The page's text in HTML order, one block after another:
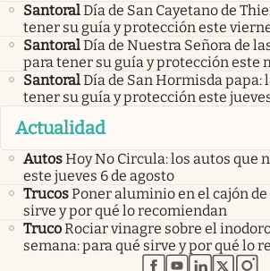
SantoralDía de San Cayetano de
tener su guía y protección este
SantoralDía de Nuestra Señora de
para tener su guía y protección este
SantoralDía de San Hormisda papa:
tener su guía y protección este
Actualidad
AutosHoy No Circula: los autos que
este jueves 6 de agosto
TrucosPoner aluminio en el cajón de
sirve y por qué lo recomiendan
TrucoRociar vinagre sobre el
semana: para qué sirve y por qué lo
abre en nueva
abre enabre en
abre